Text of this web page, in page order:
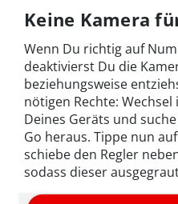
Keine Kamera
Wenn Du richtig auf
deaktivierst Du die
beziehungsweise
nötigen Rechte:
Deines Geräts und
Go heraus. Tippe nun
schiebe den Regler
sodass dieser